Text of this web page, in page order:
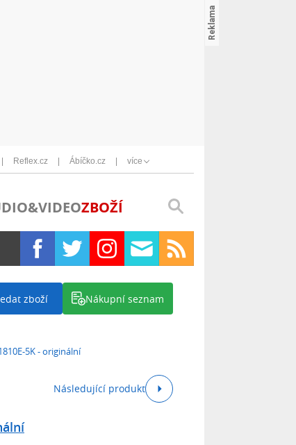
Reflex.cz Ábíčko.cz více
ZBOŽÍ
zboží Nákupní seznam
5K - originální
Následující produkt